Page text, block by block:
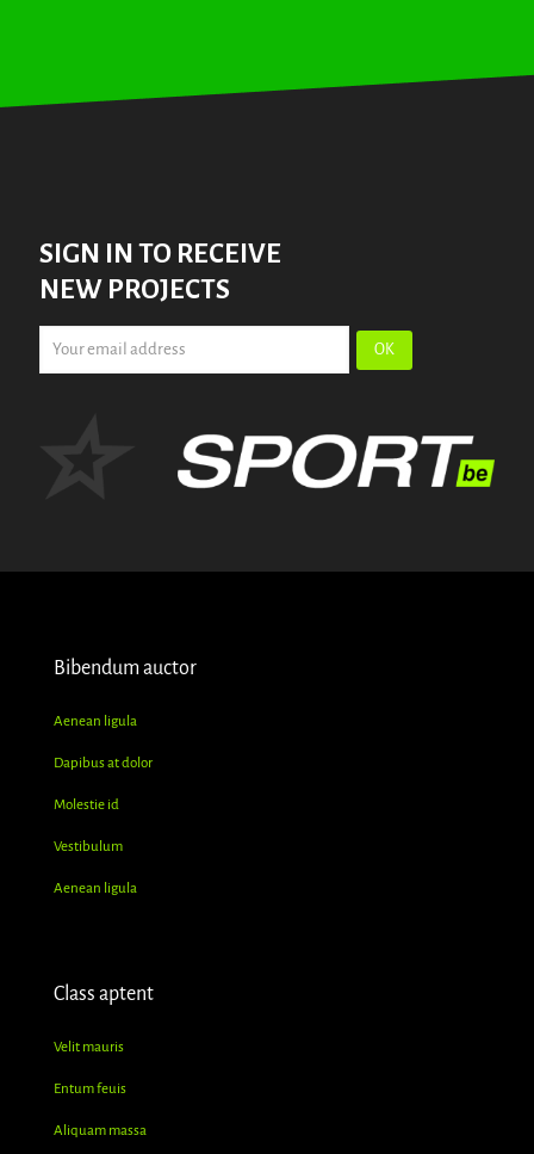
SIGN IN TO RECEIVE
NEW PROJECTS
Bibendum auctor
Aenean ligula
Dapibus at dolor
Molestie id
Vestibulum
Aenean ligula
Class aptent
Velit mauris
Entum feuis
Aliquam massa